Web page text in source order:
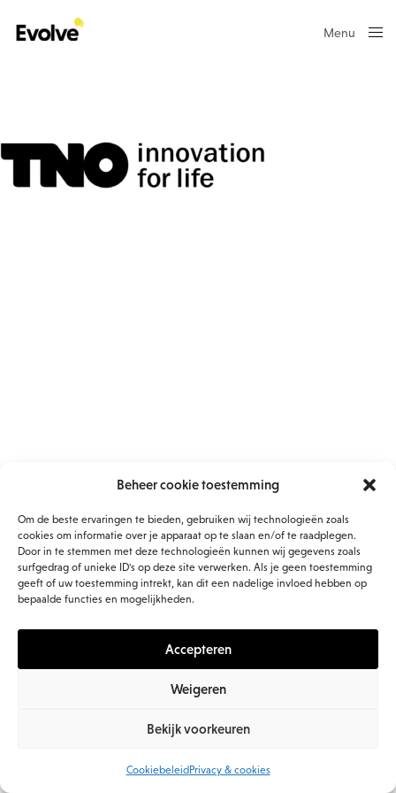
Beheer cookie toestemming
Om de beste ervaringen te bieden, gebruiken wij technologieën zoals
cookies om informatie over je apparaat op te slaan en/of te raadplegen.
Door in te stemmen met deze technologieën kunnen wij gegevens zoals
surfgedrag of unieke ID's op deze site verwerken. Als je geen toestemming
geeft of uw toestemming intrekt, kan dit een nadelige invloed hebben op
bepaalde functies en mogelijkheden.
Accepteren
Weigeren
Bekijk voorkeuren
Cookiebeleid Privacy & cookies
Menu
© 2026 Evolve BV. all rights reserved